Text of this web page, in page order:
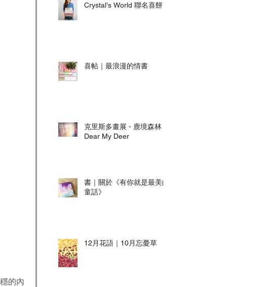
的內
Crystal's World 聯名喜餅
喜帖｜最浪漫的情書
克里斯多畫展 - 鹿境森林
Dear My Deer
書｜關於《有你就是最美的
童話》
12月花語｜10月忘憂草